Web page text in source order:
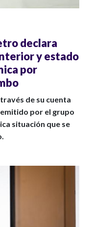
declara
y estado
por
de su cuenta
por el grupo
situación que se